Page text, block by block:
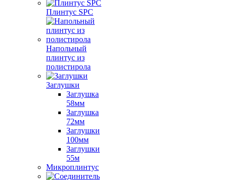
Плинтус SPC
Напольный
плинтус из
полистирола
Заглушки
Заглушка
58мм
Заглушка
72мм
Заглушки
100мм
Заглушки
55м
Микроплинтус